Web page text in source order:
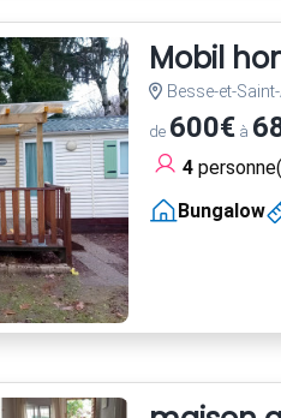
Mobil
Besse-et-
de 600€à
4
Bungalow